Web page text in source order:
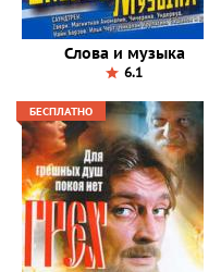
Слова и музыка
6.1
БЕСПЛАТНО